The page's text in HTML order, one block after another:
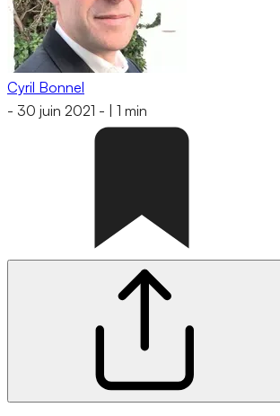
Cyril Bonnel
- 30 juin 2021 - 1 min